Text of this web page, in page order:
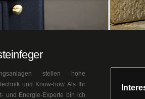
stellen hohe
und Know-how. Als Ihr
und Energie-Experte bin ich